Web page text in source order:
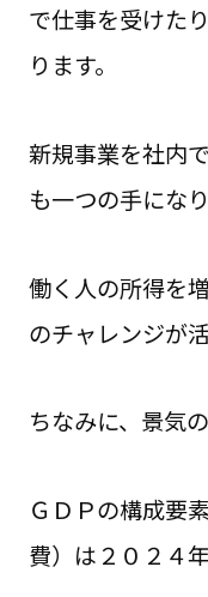
で仕事を受けた
ります。
新規事業を社内
も一つの手になり
働く人の所得を
のチャレンジが
ちなみに、景気
ＧＤＰの構成要
費）は２０２４